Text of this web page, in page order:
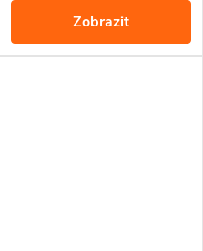
Zajišťuje kvetení několikrát do
roka a krásnou barvu květů. Pro
všechny druhy orchidejí.
Zobrazit